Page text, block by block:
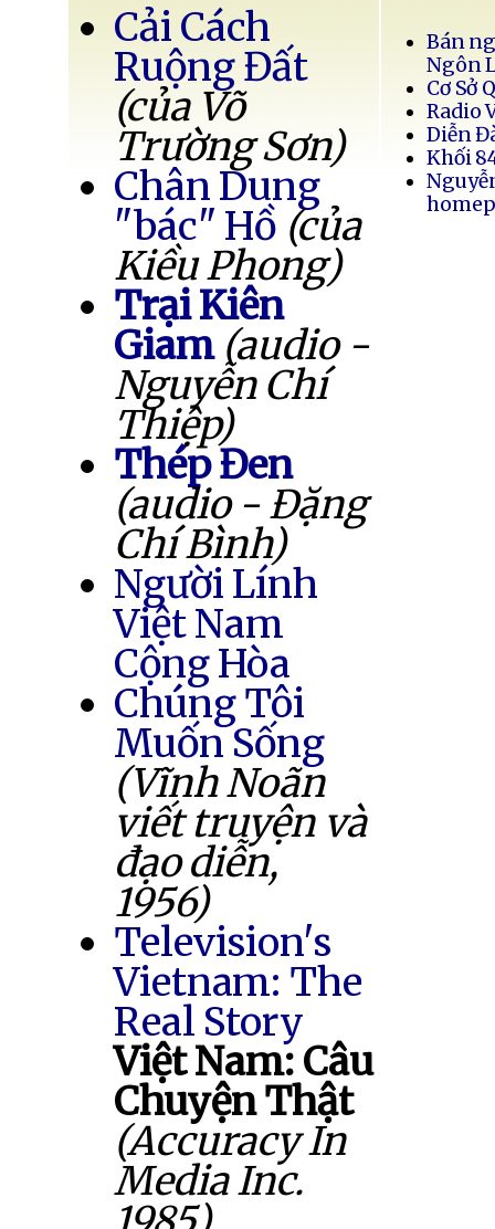
Cải Cách
Ruộng Đất
(của Võ
Trường Sơn)
Chân Dung
"bác" Hồ (của
Kiều Phong)
Trại Kiên
Giam (audio -
Nguyễn Chí
Thiệp)
Thép Đen
(audio - Đặng
Chí Bình)
Người Lính
Việt Nam
Cộng Hòa
Chúng Tôi
Muốn Sống
(Vĩnh Noãn
viết truyện và
đạo diễn,
1956)
Television's
Vietnam: The
Real Story
Việt Nam: Câu
Chuyện Thật
(Accuracy In
Media Inc.
Bán
Ngôn
Cơ Sở
Radio
Diễn
Khối